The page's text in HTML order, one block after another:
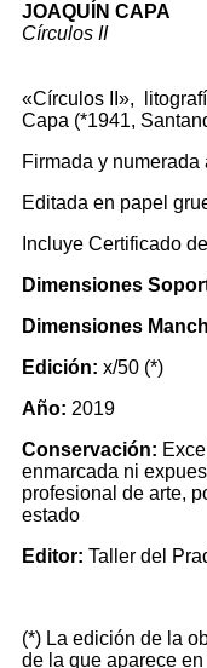
JOAQUÍN CAPA
Círculos II
«Círculos II»,
Capa (*1941,
Firmada y numerada
Editada en papel
Incluye Certificado
Dimensiones
Dimensiones
Edición: x/50 (*)
Año: 2019
Conservación:
enmarcada ni
profesional de arte,
estado
Editor: Taller del
(*) La edición de la
de la que aparece